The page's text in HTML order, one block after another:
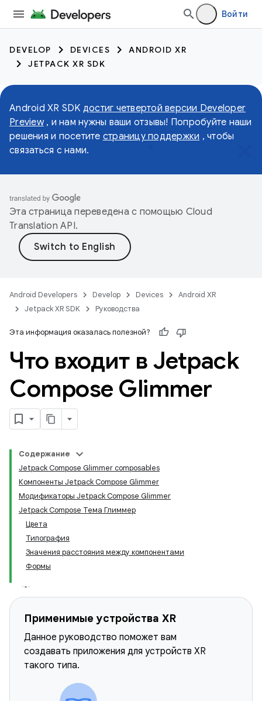
Войти
DEVELOP DEVICES
ANDROID XR
JETPACK XR SDK
Android XR SDK достиг четвертой версии Developer
Preview, и нам нужны ваши отзывы! Попробуйте наши
решения и посетите страницу поддержки , чтобы
связаться с нами.
Эта страница переведена с помощью Cloud
Translation API.
Android Developers Develop Devices
Android XR
Jetpack XR SDK
Руководства
Эта информация оказалась полезной?
Что входит в Jetpack
Compose Glimmer
Содержание
Jetpack Compose Glimmer composables
Компоненты Jetpack Compose Glimmer
Модификаторы Jetpack Compose Glimmer
Jetpack Compose Тема Глиммер
Цвета
Типография
Значения расстояния между компонентами
Формы
Применимые устройства XR
Данное руководство поможет вам
создавать приложения для устройств XR
такого типа.